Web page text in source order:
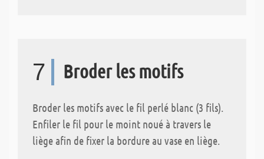
7 Broder les motifs
Broder les motifs avec le fil perlé blanc (3 fils).
Enfiler le fil pour le moint noué à travers le
liège afin de fixer la bordure au vase en liège.